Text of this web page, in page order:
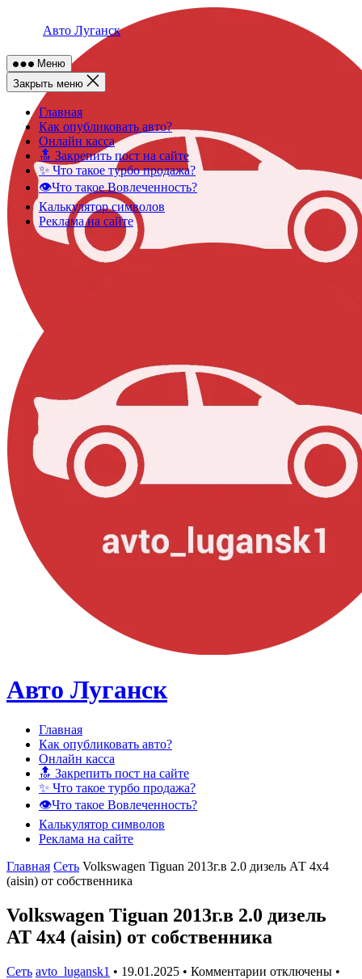
Авто Луганск
Меню
Закрыть меню
Главная
Как опубликовать авто?
Онлайн касса
🔝 Закрепить пост на сайте
✨ Что такое турбо продажа?
👁️Что такое Вовлеченность?
Калькулятор символов
Реклама на сайте
Авто Луганск
Главная
Как опубликовать авто?
Онлайн касса
🔝 Закрепить пост на сайте
✨ Что такое турбо продажа?
👁️Что такое Вовлеченность?
Калькулятор символов
Реклама на сайте
Главная Сеть Volkswagen Tiguan 2013г.в 2.0 дизель АТ 4х4
(aisin) от собственника
Volkswagen Tiguan 2013г.в 2.0 дизель
АТ 4х4 (aisin) от собственника
Сеть avto_lugansk1 • 19.01.2025 • Комментарии отключены •